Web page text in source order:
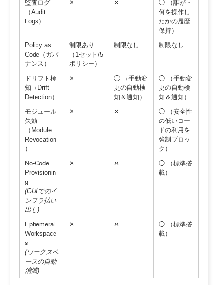
監査ログ
（Audit
Logs）
✕ ✕
◯ （誰が・
何を操作し
たかの履歴
保持）
Policy as
Code（ガバ
ナンス）
制限あり
（1セット/5
ポリシー）
制限なし 制限なし
ドリフト検
知（Drift
Detection）
✕
◯ （手動変
更の自動検
知＆通知）
◯ （手動変
更の自動検
知＆通知）
モジュール
失効
（Module
Revocation
）
✕ ✕
◯ （安全性
の低いコー
ドの利用を
強制ブロッ
ク）
No-Code
Provisionin
g
(GUIでのイ
ンフラ払い
出し)
✕ ✕
◯ （標準搭
載）
Ephemeral
Workspace
s
(ワークスペ
ースの自動
消滅)
✕ ✕
◯ （標準搭
載）